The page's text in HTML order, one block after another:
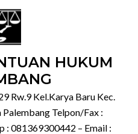
HUKUM
Rw.9 Kel.Karya Baru Kec.
Telpon/Fax :
: 081369300442 – Email :